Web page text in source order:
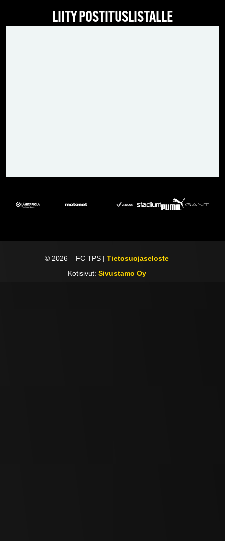
LIITY POSTITUSLISTALLE
© 2026 – FC TPS |Tietosuojaseloste
Kotisivut: Sivustamo Oy